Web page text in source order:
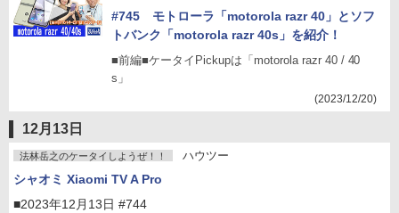
#745 モトローラ「motorola razr 40」とソフ
トバンク「motorola razr 40s」を紹介！
■前編■ケータイPickupは「motorola razr 40 / 40
s」
(2023/12/20)
12月13日
法林岳之のケータイしようぜ！！ ハウツー
シャオミ Xiaomi TV A Pro
■2023年12月13日 #744